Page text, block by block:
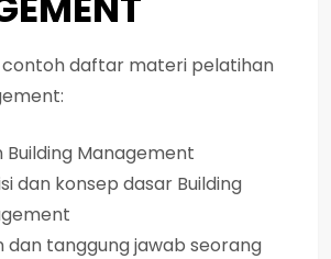
contoh daftar materi pelatihan
Building Management
dan konsep dasar Building
dan tanggung jawab seorang